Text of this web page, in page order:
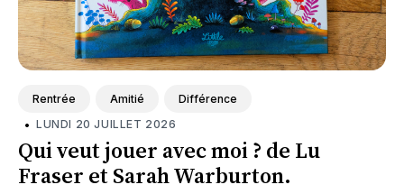
Rentrée Amitié Différence
• LUNDI 20 JUILLET 2026
Qui veut jouer avec moi ? de Lu
Fraser et Sarah Warburton.